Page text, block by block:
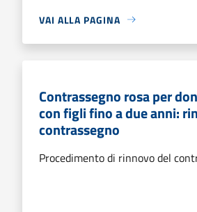
VAI ALLA PAGINA
Contrassegno rosa per
con figli fino a due anni:
contrassegno
Procedimento di rinnovo del